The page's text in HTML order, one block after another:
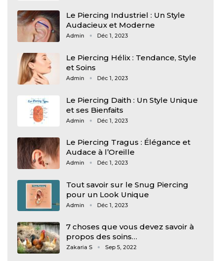
Le Piercing Industriel : Un Style
Audacieux et Moderne
Admin Déc 1, 2023
Le Piercing Hélix : Tendance, Style
et Soins
Admin Déc 1, 2023
Le Piercing Daith : Un Style Unique
et ses Bienfaits
Admin Déc 1, 2023
Le Piercing Tragus : Élégance et
Audace à l’Oreille
Admin Déc 1, 2023
Tout savoir sur le Snug Piercing
pour un Look Unique
Admin Déc 1, 2023
7 choses que vous devez savoir à
propos des soins…
Zakaria S Sep 5, 2022